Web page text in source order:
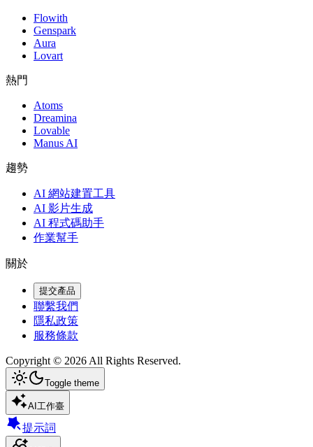
Flowith
Genspark
Aura
Lovart
熱門
Atoms
Dreamina
Lovable
Manus AI
趨勢
AI 網站建置工具
AI 影片生成
AI 程式碼助手
作業幫手
關於
提交產品
聯繫我們
隱私政策
服務條款
Copyright © 2026All Rights Reserved.
Toggle theme
AI工作臺
提示詞